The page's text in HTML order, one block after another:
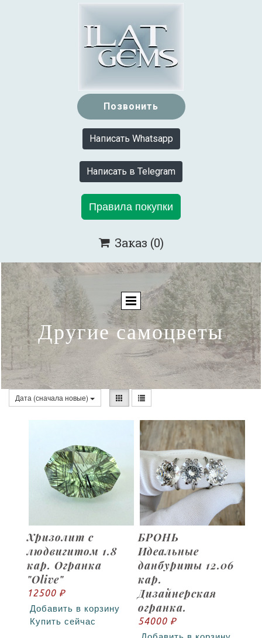
Позвонить
Написать Whatsapp
Написать в Telegram
Правила покупки
 Заказ (0)
Другие самоцветы
Дата (сначала новые)
Хризолит с
людвигитом 1.8
кар. Огранка
"Olive"
12500 ₽
Добавить в корзину
Купить сейчас
БРОНЬ
Идеальные
данбуриты 12.06
кар.
Дизайнерская
огранка.
54000 ₽